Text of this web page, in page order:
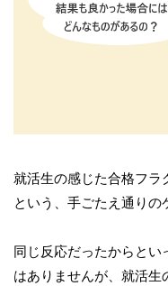
就活生の感じた合格フラ
という、手ごたえ通りの
同じ反応だったからと
はありませんが、就活